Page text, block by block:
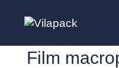
Film